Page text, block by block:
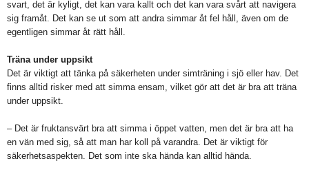
svart, det är kyligt, det kan vara kallt och det kan vara svårt att navigera
sig framåt. Det kan se ut som att andra simmar åt fel håll, även om de
egentligen simmar åt rätt håll.
Träna under uppsikt
Det är viktigt att tänka på säkerheten under simträning i sjö eller hav. Det
finns alltid risker med att simma ensam, vilket gör att det är bra att träna
under uppsikt.
– Det är fruktansvärt bra att simma i öppet vatten, men det är bra att ha
en vän med sig, så att man har koll på varandra. Det är viktigt för
säkerhetsaspekten. Det som inte ska hända kan alltid hända.